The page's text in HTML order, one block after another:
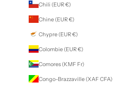
Chili (EUR €)
Chine (EUR €)
Chypre (EUR €)
Colombie (EUR €)
Comores (KMF Fr)
Congo-Brazzaville (XAF CFA)